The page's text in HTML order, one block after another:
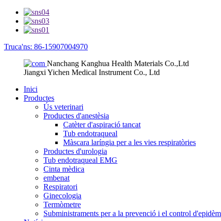
Truca'ns: 86-15907004970
Nanchang Kanghua Health Materials Co.,Ltd
Jiangxi Yichen Medical Instrument Co., Ltd
Inici
Productes
Ús veterinari
Productes d'anestèsia
Catèter d'aspiració tancat
Tub endotraqueal
Màscara laríngia per a les vies respiratòries
Productes d'urologia
Tub endotraqueal EMG
Cinta mèdica
embenat
Respiratori
Ginecologia
Termòmetre
Subministraments per a la prevenció i el control